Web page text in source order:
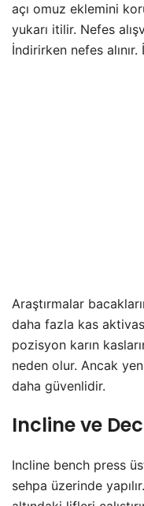
açı omuz eklemini
yukarı itilir. Nefes
İndirirken nefes
Araştırmalar
daha fazla kas
pozisyon karın
neden olur. Ancak
daha güvenlidir.
Incline ve
Incline bench press
sehpa üzerinde